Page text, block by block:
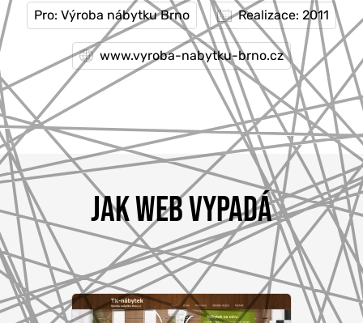
Pro: Výroba nábytku Brno Realizace: 2011
www.vyroba-nabytku-brno.cz
JAK WEB VYPADÁ